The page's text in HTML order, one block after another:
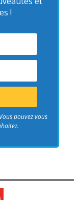
!
pouvez vous